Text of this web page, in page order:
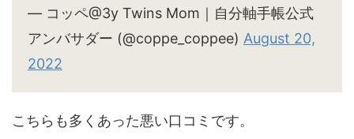
— コッペ@3y Twins Mom｜自分軸手帳公式
アンバサダー (@coppe_coppee) August 20,
2022
こちらも多くあった悪い口コミです。